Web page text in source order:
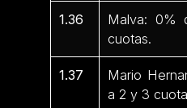
1.36
Malva: 0%
cuotas.
1.37
Mario
a 2 y 3